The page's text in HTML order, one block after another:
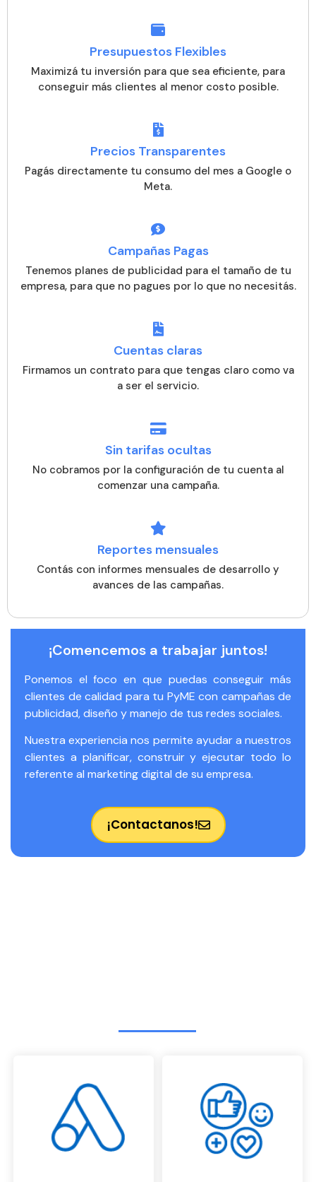
Presupuestos Flexibles
Maximizá tu inversión para que sea eficiente, para
conseguir más clientes al menor costo posible.
Precios Transparentes
Pagás directamente tu consumo del mes a Google o
Meta.
Campañas Pagas
Tenemos planes de publicidad para el tamaño de tu
empresa, para que no pagues por lo que no necesitás.
Cuentas claras
Firmamos un contrato para que tengas claro como va
a ser el servicio.
Sin tarifas ocultas
No cobramos por la configuración de tu cuenta al
comenzar una campaña.
Reportes mensuales
Contás con informes mensuales de desarrollo y
avances de las campañas.
¡Comencemos a trabajar juntos!
Ponemos el foco en que puedas conseguir más
clientes de calidad para tu PyME con campañas de
publicidad, diseño y manejo de tus redes sociales.
Nuestra experiencia nos permite ayudar a nuestros
clientes a planificar, construir y ejecutar todo lo
referente al marketing digital de su empresa.
¡Contactanos!